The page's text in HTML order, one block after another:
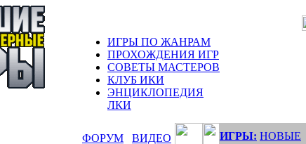
ИГРЫ ПО ЖАНРАМ
ПРОХОЖДЕНИЯ ИГР
СОВЕТЫ МАСТЕРОВ
КЛУБ ИКИ
ЭНЦИКЛОПЕДИЯ
ЛКИ
ФОРУМ ВИДЕО ИГРЫ: НОВЫЕ